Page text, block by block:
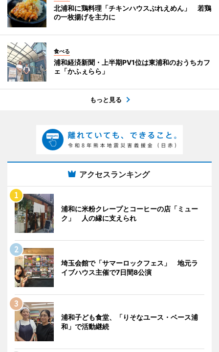
北浦和に鶏料理「チキンハウスぶれえめん」 若鶏
の一枚揚げを主力に
食べる
浦和経済新聞・上半期PV1位は東浦和のおうちカフ
ェ「かふぇらら」
もっと見る
アクセスランキング
浦和に米粉クレープとコーヒーの店「ミュー
ク」 人の縁に支えられ
埼玉会館で「サマーロックフェス」 地元ラ
イブハウス主催で7日間8公演
浦和子ども食堂、「りそなユース・ベース浦
和」で活動継続